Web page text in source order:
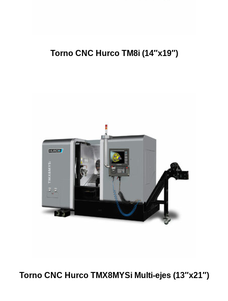
Torno CNC Hurco TM8i (14″x19″)
Torno CNC Hurco TMX8MYSi Multi-ejes (13″x21″)